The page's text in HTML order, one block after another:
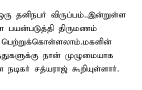
தனிநபர் விருப்பம்..இன்றுள்ள
பயன்படுத்தி திருமணம்
பெற்றுக்கொள்ளலாம்.மகளின்
நான் முழுமையாக
சத்யராஜ் கூறியுள்ளார்.